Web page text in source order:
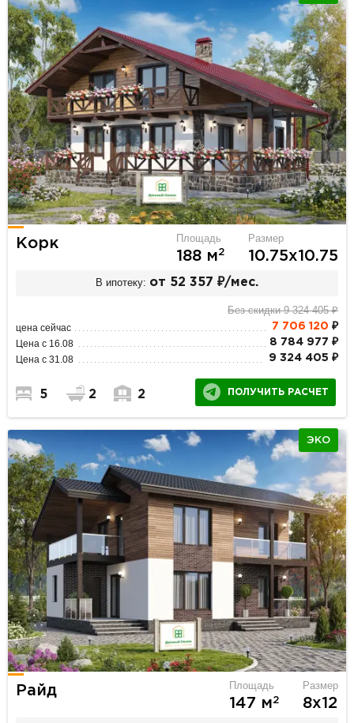
Корк Площадь
188 м2
Размер
10.75х10.75
В ипотеку: от 52 357 ₽/мес.
Без скидки 9 324 405 ₽
цена сейчас 7 706 120 ₽
Цена с 16.08 8 784 977 ₽
Цена с 31.08 9 324 405 ₽
5 2 2 ПОЛУЧИТЬ РАСЧЕТ
ЭКО
Райд Площадь
147 м2
Размер
8х12